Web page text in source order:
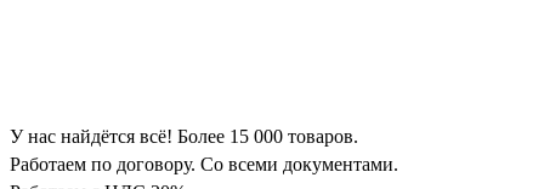
У нас найдётся всё! Более 15 000 товаров.
Работаем по договору. Со всеми документами.